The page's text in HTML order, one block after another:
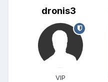
dronis3
VIP